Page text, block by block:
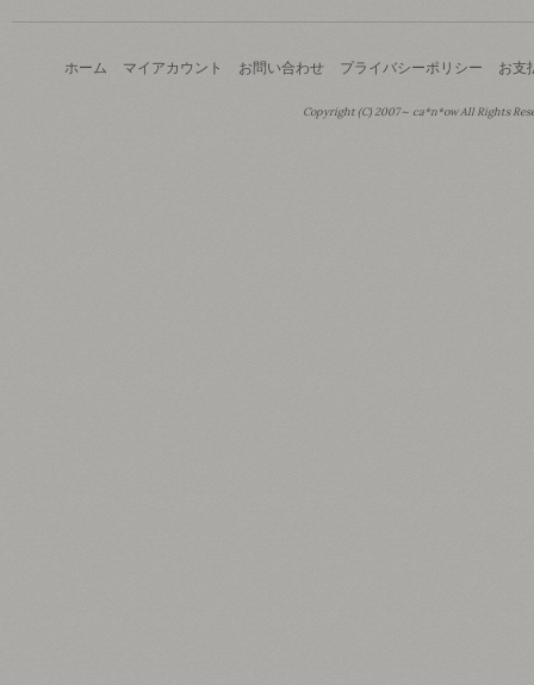
ホーム マイアカウント お問い合わせ プライバシーポリシー お支
Copyright (C) 2007～ ca*n*ow All Rights